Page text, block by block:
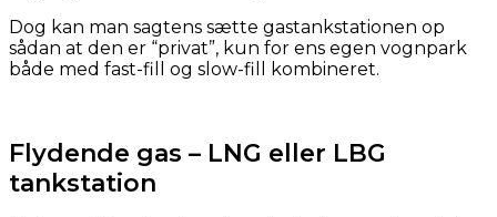
Dog kan man sagtens sætte gastankstationen op
sådan at den er “privat”, kun for ens egen vognpark
både med fast-fill og slow-fill kombineret.
Flydende gas – LNG eller LBG
tankstation